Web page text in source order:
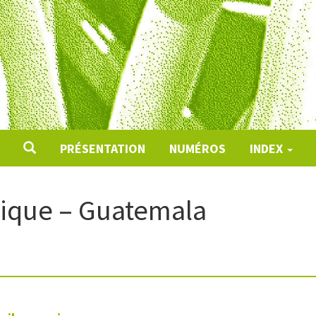
PRÉSENTATION NUMÉROS INDEX
– Guatemala